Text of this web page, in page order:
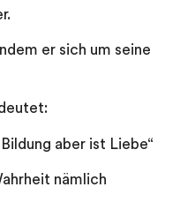
er sich um seine
aber ist Liebe“
nämlich